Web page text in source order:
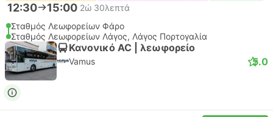
12:30 15:00 2ώ 30λεπτά
Σταθμός Λεωφορείων Φάρο
Σταθμός Λεωφορείων Λάγος, Λάγος Πορτογαλία
Κανονικό AC | λεωφορείο
Vamus 5.0